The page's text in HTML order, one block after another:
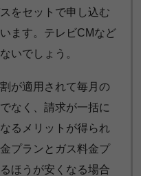
をセットで申し込む
ます。テレビCMなど
いでしょう。
が適用されて毎月の
なく、請求が一括に
るメリットが得られ
プランとガス料金プ
ほうが安くなる場合